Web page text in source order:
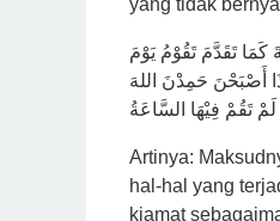
yang tidak
كَمَا تَقَدَّمَ تَقُوْمُ يَوْمَ
أَصْبَحْنَ حَمِدْنَ اللهَ
Artinya:
hal-hal yang
kiamat